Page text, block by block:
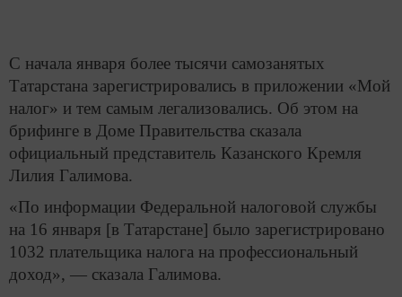
С начала января более тысячи самозанятых
Татарстана зарегистрировались в приложении «Мой
налог» и тем самым легализовались. Об этом на
брифинге в Доме Правительства сказала
официальный представитель Казанского Кремля
Лилия Галимова.
«По информации Федеральной налоговой службы
на 16 января [в Татарстане] было зарегистрировано
1032 плательщика налога на профессиональный
доход», — сказала Галимова.